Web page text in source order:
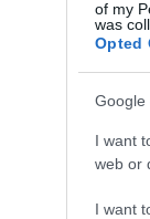
of my
was
Opted
Google
I want
web or
I want